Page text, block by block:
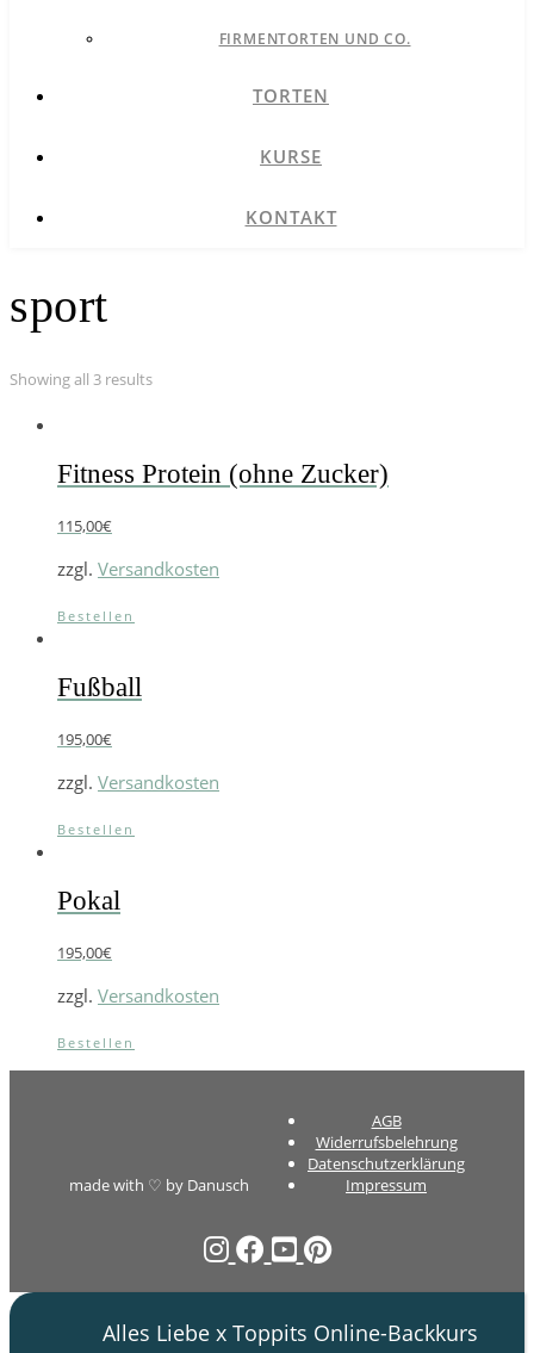
FIRMENTORTEN UND CO.
TORTEN
KURSE
KONTAKT
sport
Showing all 3 results
Fitness Protein (ohne Zucker)
115,00€
zzgl. Versandkosten
Bestellen
Fußball
195,00€
zzgl. Versandkosten
Bestellen
Pokal
195,00€
zzgl. Versandkosten
Bestellen
made with ♡ by Danusch
AGB
Widerrufsbelehrung
Datenschutzerklärung
Impressum
Alles Liebe x Toppits Online-Backkurs